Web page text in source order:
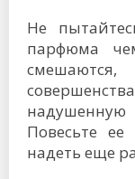
Не
парфюма
Повесьте ее
надеть еще